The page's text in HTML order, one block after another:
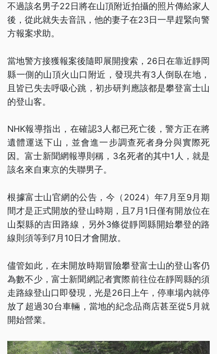
不過該名男子22日將在山頂附近拍攝的照片傳給家人
後，從此就失去音訊，他的妻子在23日一早趕緊向警
方報案求助。
當地警方接獲報案後隨即展開搜索，26日在靠近靜岡
縣一側的山頂火山口附近，發現共有3人倒臥在地，
且皆已失去呼吸心跳，初步研判應該都是攀登富士山
的登山客。
NHK報導指出，在確認3人都已死亡後，警方正在將
遺體運送下山，並會進一步調查死者身分與實際死
因。富士新聞網報導則稱，3名死者的其中1人，就是
該名來自東京的失聯男子。
根據富士山官網的公告，今（2024）年7月至9月期
間才是正式開放的登山時期，且7月1日僅有開放位在
山梨縣的吉田路線，另外3條從靜岡縣開始攀登的路
線則須等到7月10日才會開放。
儘管如此，在未開放時期冒險攀登富士山的登山客仍
為數不少，富士新聞網記者實際前往位在靜岡縣的須
走路線登山口即發現，光是26日上午，停車場內就停
放了超過30台車輛，當地的紀念品商店甚至從5月就
開始營業。